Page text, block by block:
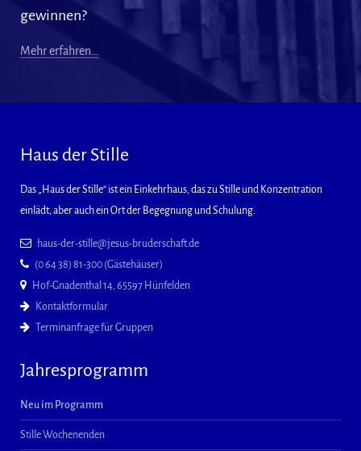
gewinnen?
Mehr erfahren…
Haus der Stille
Das „Haus der Stille“ ist ein Einkehrhaus, das zu Stille und Konzentration
einlädt, aber auch ein Ort der Begegnung und Schulung.
haus-der-stille@jesus-bruderschaft.de
(0 64 38) 81-300 (Gästehäuser)
Hof-Gnadenthal 14, 65597 Hünfelden
Kontaktformular
Terminanfrage für Gruppen
Jahresprogramm
Neu im Programm
Stille Wochenenden